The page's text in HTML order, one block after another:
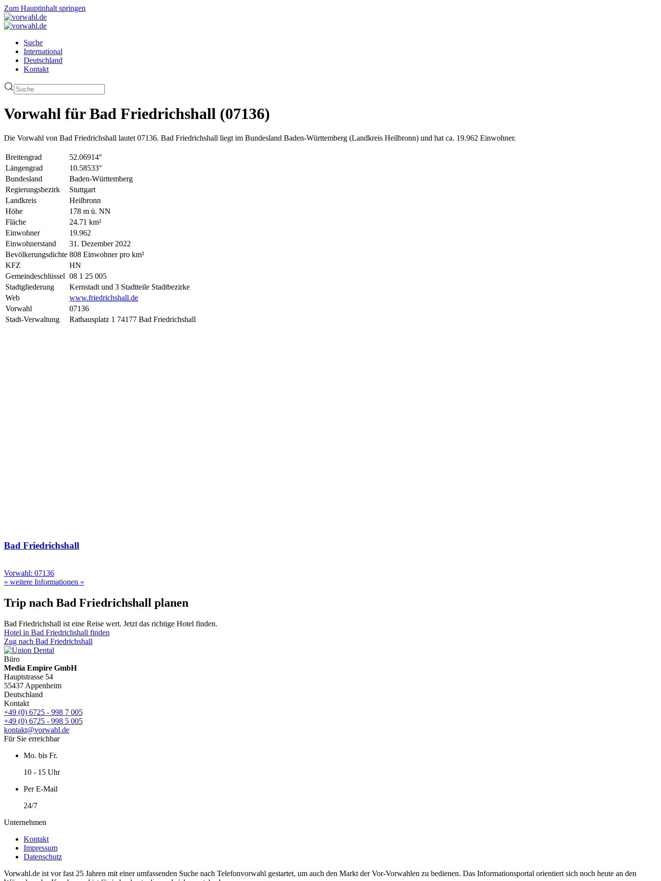
Zum Hauptinhalt springen
Suche
International
Deutschland
Kontakt
Vorwahl für Bad Friedrichshall (07136)
Die Vorwahl von Bad Friedrichshall lautet 07136. Bad Friedrichshall liegt im Bundesland Baden-Württemberg (Landkreis Heilbronn) und hat ca. 19.962 Einwohner.
Breitengrad
52.06914°
Längengrad
10.58533°
Bundesland
Baden-Württemberg
Regierungsbezirk
Stuttgart
Landkreis
Heilbronn
Höhe
178 m ü. NN
Fläche
24.71 km²
Einwohner
19.962
Einwohnerstand
31. Dezember 2022
Bevölkerungsdichte 808 Einwohner pro km²
KFZ
HN
Gemeindeschlüssel 08 1 25 005
Stadtgliederung
Kernstadt und 3 Stadtteile Stadtbezirke
Web
www.friedrichshall.de
Vorwahl
07136
Stadt-Verwaltung
Rathausplatz 1 74177 Bad Friedrichshall
Bad Friedrichshall
Vorwahl: 07136
» weitere Informationen «
Trip nach Bad Friedrichshall planen
Bad Friedrichshall ist eine Reise wert. Jetzt das richtige Hotel finden.
Hotel in Bad Friedrichshall finden
Zug nach Bad Friedrichshall
Büro
Media Empire GmbH
Hauptstrasse 54
55437 Appenheim
Deutschland
Kontakt
+49 (0) 6725 - 998 7 005
+49 (0) 6725 - 998 5 005
kontakt@vorwahl.de
Für Sie erreichbar
Mo. bis Fr.
10 - 15 Uhr
Per E-Mail
24/7
Unternehmen
Kontakt
Impressum
Datenschutz
Vorwahl.de ist vor fast 25 Jahren mit einer umfassenden Suche nach Telefonvorwahl gestartet, um auch den Markt der Vor-Vorwahlen zu bedienen. Das Informationsportal orientiert sich noch heute an den